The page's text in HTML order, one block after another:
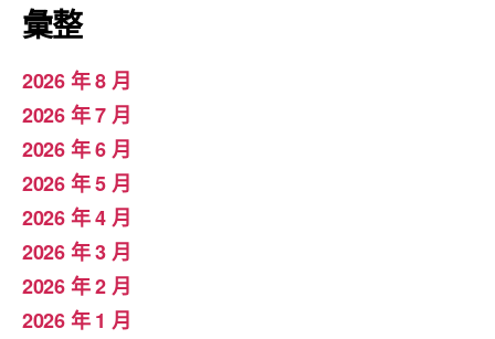
彙整
2026 年 8 月
2026 年 7 月
2026 年 6 月
2026 年 5 月
2026 年 4 月
2026 年 3 月
2026 年 2 月
2026 年 1 月